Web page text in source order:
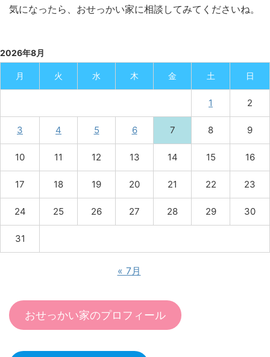
気になったら、おせっかい家に相談してみてくださいね。
2026年8月
月 火 水 木 金 土 日
1 2
3 4 5 6 7 8 9
10 11 12 13 14 15 16
17 18 19 20 21 22 23
24 25 26 27 28 29 30
31
« 7月
おせっかい家のプロフィール